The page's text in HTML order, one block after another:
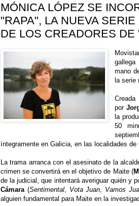
MÓNICA LÓPEZ SE
"RAPA", LA NUEVA
DE LOS CREADORES DE
mano
la serie
Creada
por
la
50
íntegramente en Galicia, en las localidades de
La trama arranca con el asesinato de la
crimen se convertirá en el objetivo de Maite (
de la judicial, que intentará averiguar quién y
Cámara(Sentimental, Vota Juan, Vamos
alguien fundamental para Maite en la